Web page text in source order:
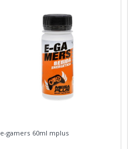
e-gamers 60ml mplus